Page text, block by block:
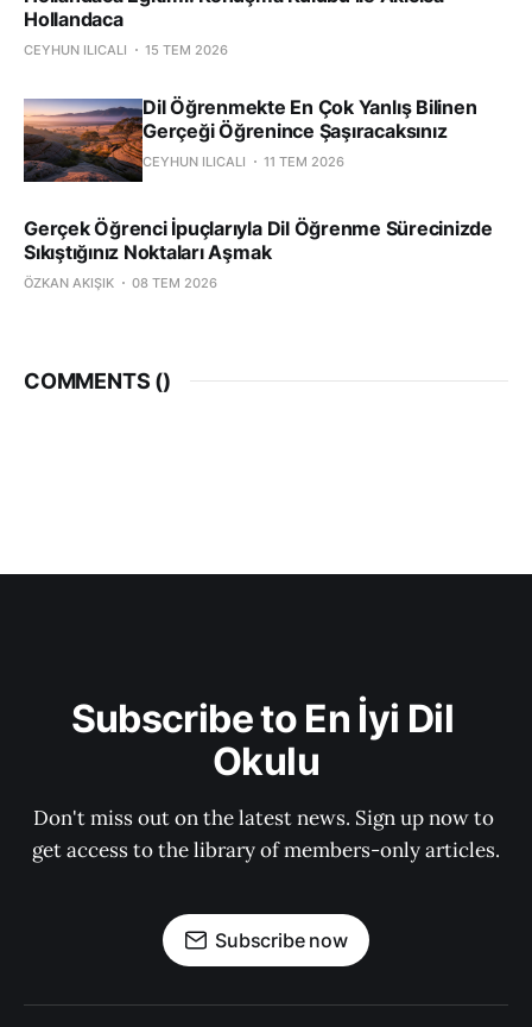
Hollandaca
CEYHUN ILICALI 15 TEM 2026
Dil Öğrenmekte En Çok Yanlış Bilinen
Gerçeği Öğrenince Şaşıracaksınız
CEYHUN ILICALI 11 TEM 2026
Gerçek Öğrenci İpuçlarıyla Dil Öğrenme Sürecinizde
Sıkıştığınız Noktaları Aşmak
ÖZKAN AKIŞIK 08 TEM 2026
COMMENTS ()
Subscribe to En İyi Dil
Okulu
Don't miss out on the latest news. Sign up now to
get access to the library of members-only articles.
Subscribe now